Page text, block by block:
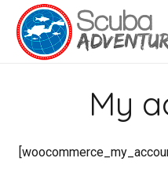
My